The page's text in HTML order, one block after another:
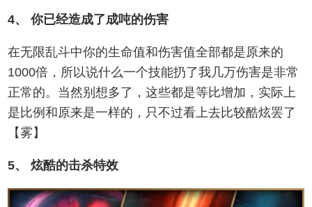
4、 你已经造成了成吨的伤害
在无限乱斗中你的生命值和伤害值全部都是原来的
1000倍，所以说什么一个技能扔了我几万伤害是非常
正常的。当然别想多了，这些都是等比增加，实际上
是比例和原来是一样的，只不过看上去比较酷炫罢了
【雾】
5、 炫酷的击杀特效